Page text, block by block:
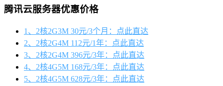
腾讯云服务器优惠价格
1、2核2G3M 30元/3个月：点此直达
2、2核2G4M 112元/1年：点此直达
3、2核2G4M 396元/3年：点此直达
4、2核4G5M 168元/3年：点此直达
5、2核4G5M 628元/3年：点此直达